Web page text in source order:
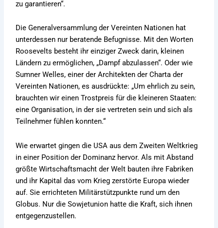
zu garantieren“.
Die Generalversammlung der Vereinten Nationen hat
unterdessen nur beratende Befugnisse. Mit den Worten
Roosevelts besteht ihr einziger Zweck darin, kleinen
Ländern zu ermöglichen, „Dampf abzulassen“. Oder wie
Sumner Welles, einer der Architekten der Charta der
Vereinten Nationen, es ausdrückte: „Um ehrlich zu sein,
brauchten wir einen Trostpreis für die kleineren Staaten:
eine Organisation, in der sie vertreten sein und sich als
Teilnehmer fühlen konnten.“
Wie erwartet gingen die USA aus dem Zweiten Weltkrieg
in einer Position der Dominanz hervor. Als mit Abstand
größte Wirtschaftsmacht der Welt bauten ihre Fabriken
und ihr Kapital das vom Krieg zerstörte Europa wieder
auf. Sie errichteten Militärstützpunkte rund um den
Globus. Nur die Sowjetunion hatte die Kraft, sich ihnen
entgegenzustellen.